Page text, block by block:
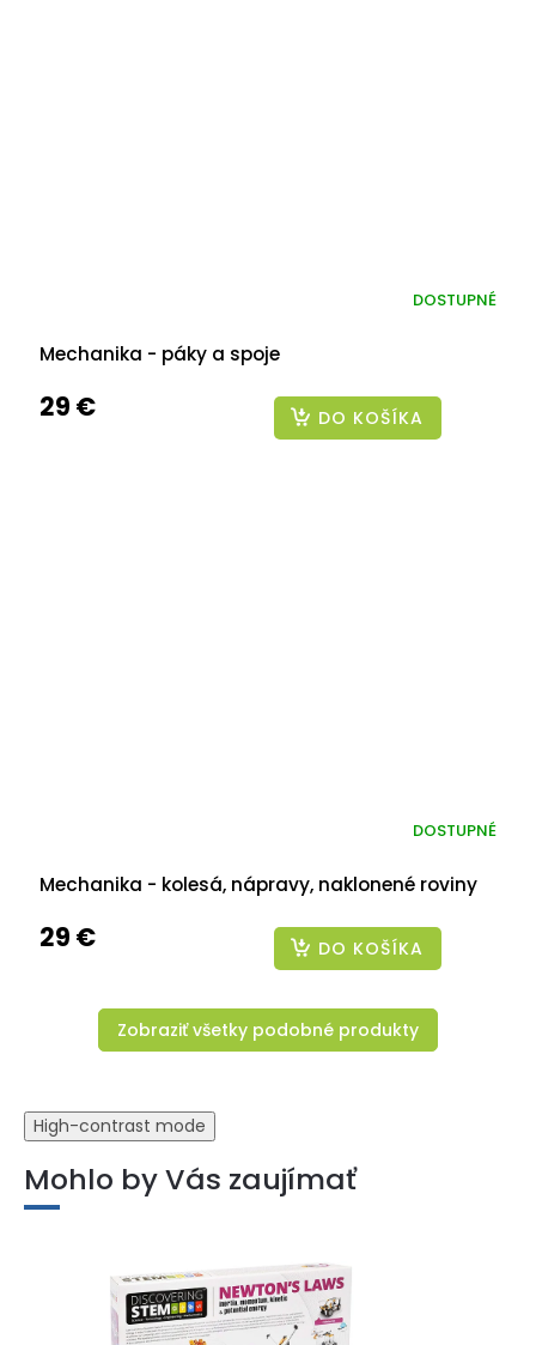
Mechanika - páky a spoje
DOSTUPNÉ
29 € DO KOŠÍKA
Mechanika - kolesá, nápravy, naklonené roviny
DOSTUPNÉ
29 € DO KOŠÍKA
Zobraziť všetky podobné produkty
High-contrast mode
Mohlo by Vás zaujímať